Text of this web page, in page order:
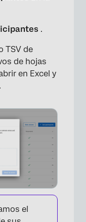
.
TSV de
de hojas
en Excel y
el